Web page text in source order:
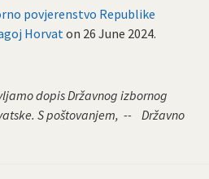
povjerenstvo Republike
Horvat on 26 June 2024.
dopis Državnog izbornog
S poštovanjem, -- Državno